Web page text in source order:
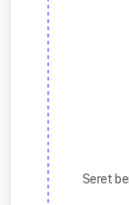
Seret